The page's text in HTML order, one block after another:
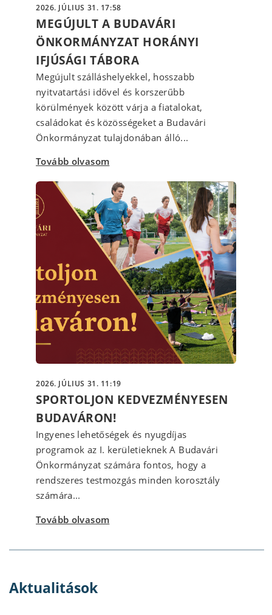
2026. JÚLIUS 31. 17:58
MEGÚJULT A BUDAVÁRI
ÖNKORMÁNYZAT HORÁNYI
IFJÚSÁGI TÁBORA
Megújult szálláshelyekkel, hosszabb
nyitvatartási idővel és korszerűbb
körülmények között várja a fiatalokat,
családokat és közösségeket a Budavári
Önkormányzat tulajdonában álló...
Tovább olvasom
2026. JÚLIUS 31. 11:19
SPORTOLJON KEDVEZMÉNYESEN
BUDAVÁRON!
Ingyenes lehetőségek és nyugdíjas
programok az I. kerületieknek A Budavári
Önkormányzat számára fontos, hogy a
rendszeres testmozgás minden korosztály
számára...
Tovább olvasom
Aktualitások